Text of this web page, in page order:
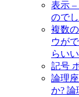
表示
ので
複数
ウが
らい
記号
論理
か? 論